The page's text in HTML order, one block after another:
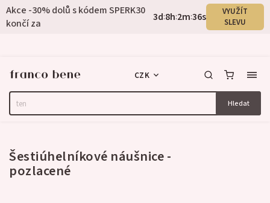
Akce -30% dolů s kódem SPERK30
končí za
3d:8h:2m:35s
VYUŽÍT
SLEVU
Hledat
CZK
3 hodnocení
Šestiúhelníkové náušnice -
pozlacené